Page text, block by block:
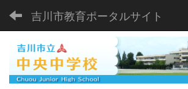
吉川市教育ポータルサイト